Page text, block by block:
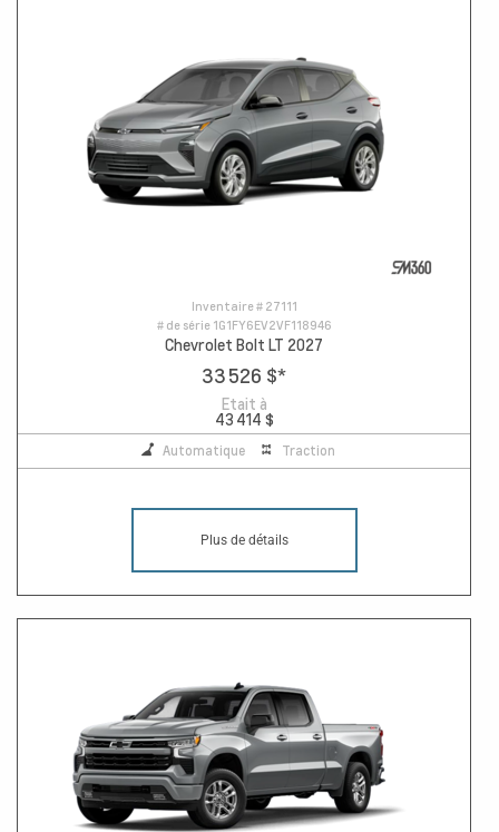
Inventaire # 27111
# de série 1G1FY6EV2VF118946
Chevrolet Bolt LT 2027
33 526 $*
Etait à
43 414 $
Automatique Traction
Plus de détails